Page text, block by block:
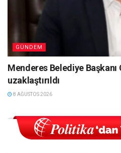
GÜNDEM
Menderes Belediye
uzaklaştırıldı
8 AĞUSTOS 2026